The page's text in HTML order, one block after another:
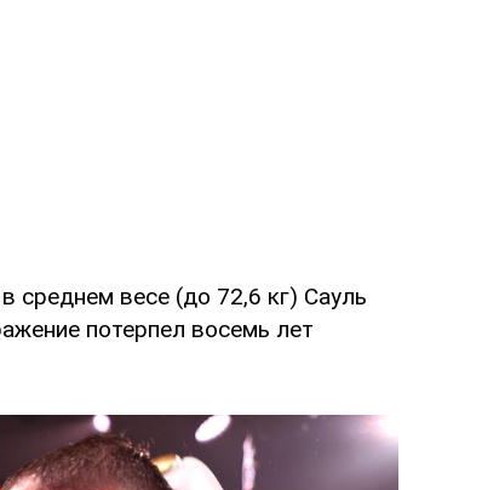
среднем весе (до 72,6 кг) Сауль
потерпел восемь лет